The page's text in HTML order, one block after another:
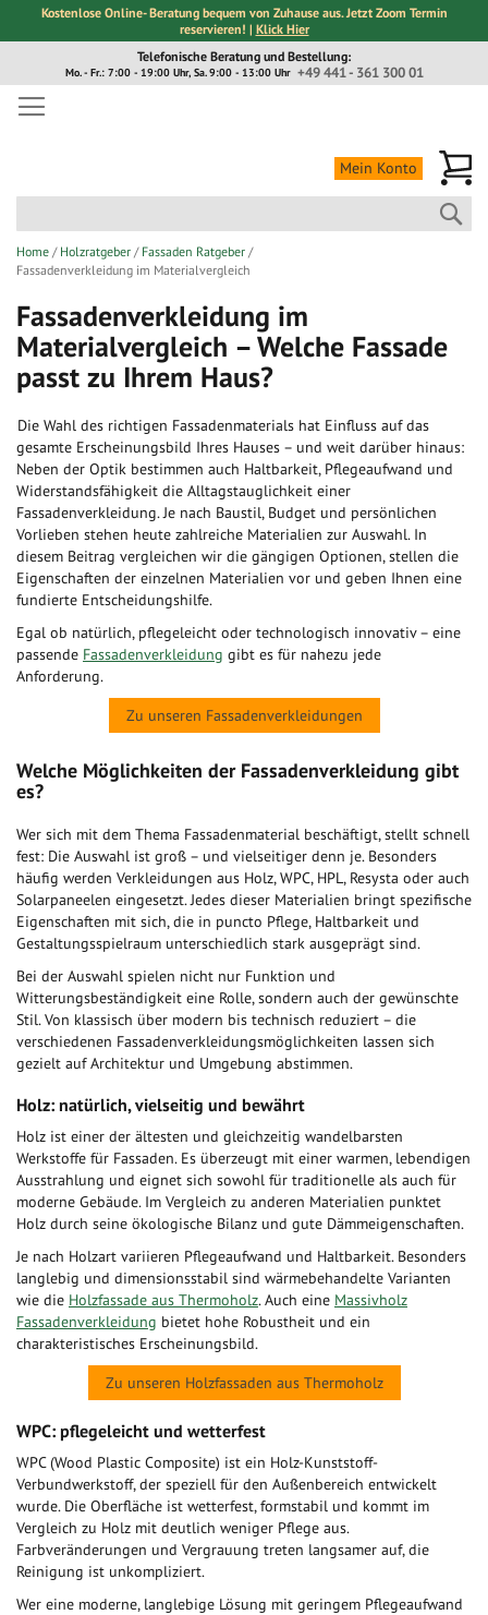
Kostenlose Online- Beratung bequem von Zuhause aus. Jetzt Zoom Termin
reservieren! | Klick Hier
Inhalt
Telefonische Beratung und Bestellung:
+49 441 - 361 300 01
Mo. - Fr.: 7:00 - 19:00 Uhr, Sa. 9:00 - 13:00 Uhr
Mein Konto
Home Holzratgeber
Fassaden Ratgeber
Fassadenverkleidung im Materialvergleich
Fassadenverkleidung im
Materialvergleich – Welche Fassade
passt zu Ihrem Haus?
Die Wahl des richtigen Fassadenmaterials hat Einfluss auf das
gesamte Erscheinungsbild Ihres Hauses – und weit darüber hinaus:
Neben der Optik bestimmen auch Haltbarkeit, Pflegeaufwand und
Widerstandsfähigkeit die Alltagstauglichkeit einer
Fassadenverkleidung. Je nach Baustil, Budget und persönlichen
Vorlieben stehen heute zahlreiche Materialien zur Auswahl. In
diesem Beitrag vergleichen wir die gängigen Optionen, stellen die
Eigenschaften der einzelnen Materialien vor und geben Ihnen eine
fundierte Entscheidungshilfe.
Egal ob natürlich, pflegeleicht oder technologisch innovativ – eine
passende Fassadenverkleidung gibt es für nahezu jede
Anforderung.
Zu unseren Fassadenverkleidungen
Welche Möglichkeiten der Fassadenverkleidung gibt
es?
Wer sich mit dem Thema Fassadenmaterial beschäftigt, stellt schnell
fest: Die Auswahl ist groß – und vielseitiger denn je. Besonders
häufig werden Verkleidungen aus Holz, WPC, HPL, Resysta oder auch
Solarpaneelen eingesetzt. Jedes dieser Materialien bringt spezifische
Eigenschaften mit sich, die in puncto Pflege, Haltbarkeit und
Gestaltungsspielraum unterschiedlich stark ausgeprägt sind.
Bei der Auswahl spielen nicht nur Funktion und
Witterungsbeständigkeit eine Rolle, sondern auch der gewünschte
Stil. Von klassisch über modern bis technisch reduziert – die
verschiedenen Fassadenverkleidungsmöglichkeiten lassen sich
gezielt auf Architektur und Umgebung abstimmen.
Holz: natürlich, vielseitig und bewährt
Holz ist einer der ältesten und gleichzeitig wandelbarsten
Werkstoffe für Fassaden. Es überzeugt mit einer warmen, lebendigen
Ausstrahlung und eignet sich sowohl für traditionelle als auch für
moderne Gebäude. Im Vergleich zu anderen Materialien punktet
Holz durch seine ökologische Bilanz und gute Dämmeigenschaften.
Je nach Holzart variieren Pflegeaufwand und Haltbarkeit. Besonders
langlebig und dimensionsstabil sind wärmebehandelte Varianten
wie die Holzfassade aus Thermoholz. Auch eine Massivholz
Fassadenverkleidung bietet hohe Robustheit und ein
charakteristisches Erscheinungsbild.
Zu unseren Holzfassaden aus Thermoholz
WPC: pflegeleicht und wetterfest
WPC (Wood Plastic Composite) ist ein Holz-Kunststoff-
Verbundwerkstoff, der speziell für den Außenbereich entwickelt
wurde. Die Oberfläche ist wetterfest, formstabil und kommt im
Vergleich zu Holz mit deutlich weniger Pflege aus.
Farbveränderungen und Vergrauung treten langsamer auf, die
Reinigung ist unkompliziert.
Wer eine moderne, langlebige Lösung mit geringem Pflegeaufwand